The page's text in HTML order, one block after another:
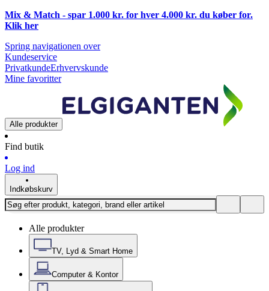
Mix & Match - spar 1.000 kr. for hver 4.000 kr. du køber for.
Klik her
Spring navigationen over
Kundeservice
PrivatkundeErhvervskunde
Mine favoritter
Alle produkter
Find butik
Log ind
Indkøbskurv
Alle produkter
TV, Lyd & Smart Home
Computer & Kontor